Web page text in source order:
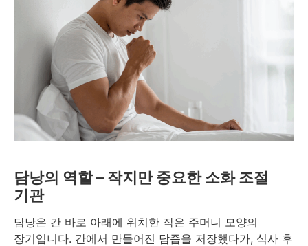
담낭의 역할 – 작지만 중요한 소화 조절
기관
담낭은 간 바로 아래에 위치한 작은 주머니 모양의
장기입니다. 간에서 만들어진 담즙을 저장했다가, 식사 후